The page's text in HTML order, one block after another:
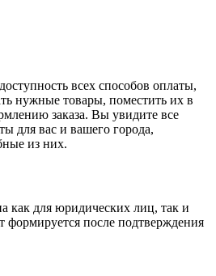
всех способов оплаты,
нужные товары, поместить их в
заказа. Вы увидите все
для вас и вашего города,
из них.
как для юридических лиц, так и
формируется после подтверждения